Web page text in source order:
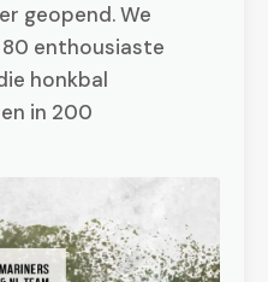
geopend. We
enthousiaste
honkbal
in 200